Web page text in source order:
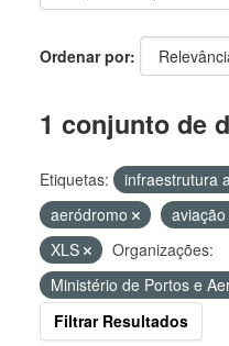
Ordenar por
1 conjunto de
Etiquetas:
infraestrutura
aeródromo
aviação
XLS
Organizações:
Ministério de Portos e
Filtrar Resultados